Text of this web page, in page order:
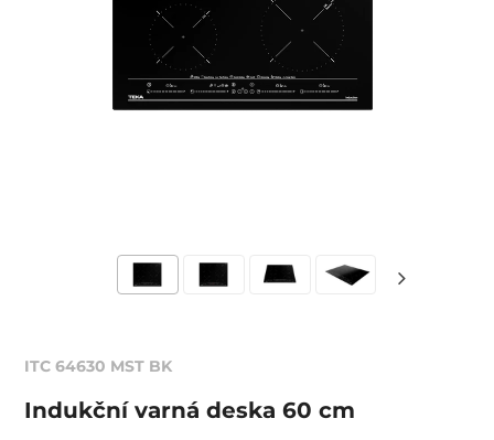
ITC 64630 MST BK
Indukční varná deska 60 cm